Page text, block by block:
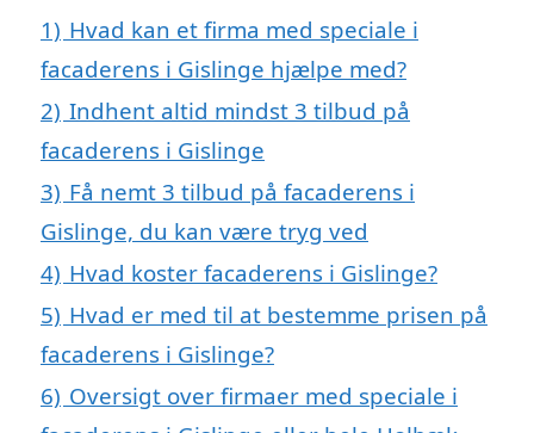
1) Hvad kan et firma med speciale i
facaderens i Gislinge hjælpe med?
2) Indhent altid mindst 3 tilbud på
facaderens i Gislinge
3) Få nemt 3 tilbud på facaderens i
Gislinge, du kan være tryg ved
4) Hvad koster facaderens i Gislinge?
5) Hvad er med til at bestemme prisen på
facaderens i Gislinge?
6) Oversigt over firmaer med speciale i